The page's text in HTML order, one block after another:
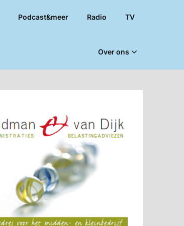
Podcast&meer Radio TV
Over ons